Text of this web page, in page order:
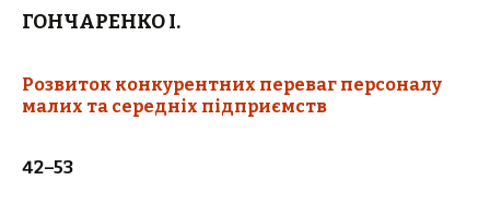
ГОНЧАРЕНКО І.
Розвиток конкурентних переваг персоналу
малих та середніх підприємств
42–53